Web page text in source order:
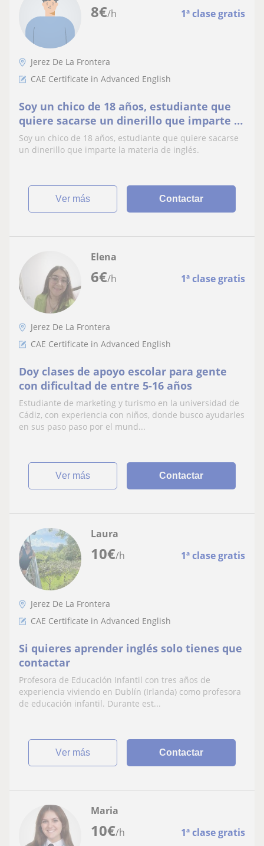
8€/h 1ª clase gratis
Jerez De La Frontera
CAE Certificate in Advanced English
Soy un chico de 18 años, estudiante que
quiere sacarse un dinerillo que imparte la
materia de inglés. Número
Soy un chico de 18 años, estudiante que quiere sacarse
un dinerillo que imparte la materia de inglés.
ver más Contactar
6€/h 1ª clase gratis
Elena
Jerez De La Frontera
CAE Certificate in Advanced English
Doy clases de apoyo escolar para gente
con dificultad de entre 5-16 años
Estudiante de marketing y turismo en la universidad de
Cádiz, con experiencia con niños, donde busco ayudarles
en sus paso paso por el mund...
ver más Contactar
10€/h 1ª clase gratis
Laura
Jerez De La Frontera
CAE Certificate in Advanced English
Si quieres aprender inglés solo tienes que
contactar
Profesora de Educación Infantil con tres años de
experiencia viviendo en Dublín (Irlanda) como profesora
de educación infantil. Durante est...
ver más Contactar
10€/h 1ª clase gratis
Maria